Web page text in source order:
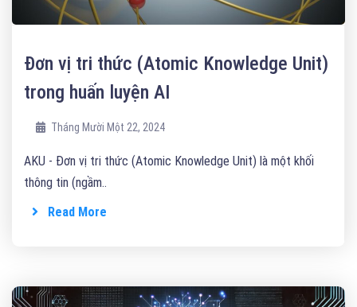
Đơn vị tri thức (Atomic Knowledge Unit)
trong huấn luyện AI
Tháng Mười Một 22, 2024
AKU - Đơn vị tri thức (Atomic Knowledge Unit) là một khối
thông tin (ngầm..
Read More